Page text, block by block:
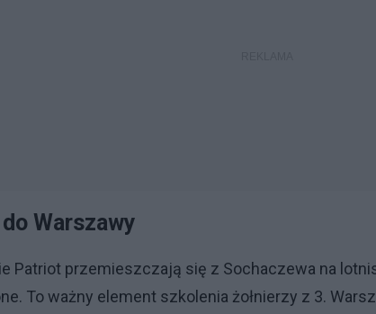
Warszawy
Patriot przemieszczają się z Sochaczewa na
To ważny element szkolenia żołnierzy z 3.